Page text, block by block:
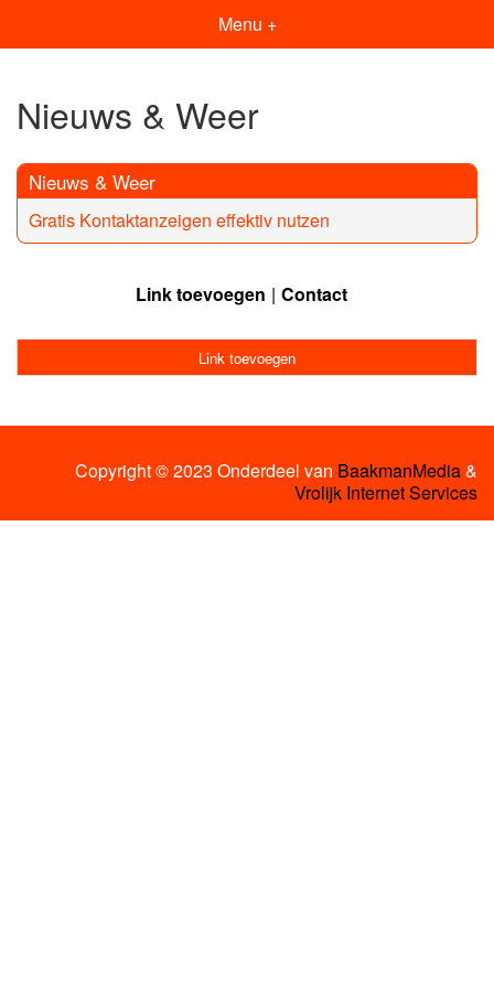
Menu +
Nieuws & Weer
Nieuws & Weer
Gratis Kontaktanzeigen effektiv nutzen
Link toevoegen Contact
Link toevoegen
Copyright © 2023 Onderdeel van BaakmanMedia&
Vrolijk Internet Services